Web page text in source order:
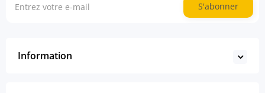
S'abonner
Information